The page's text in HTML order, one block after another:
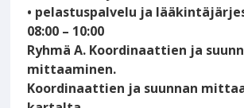
• pelastuspalvelu ja
08:00 – 10:00
Ryhmä A. Koordinaattien ja
mittaaminen.
Koordinaattien ja suunnan